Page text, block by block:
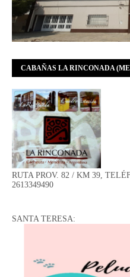
CABAÑAS LA RINCONADA
RUTA PROV. 82 / KM 39,
2613349490
SANTA TERESA: